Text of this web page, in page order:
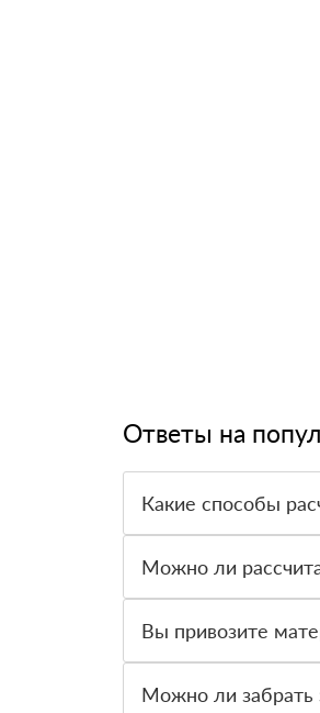
Ответы на
Какие способы
Можно ли
Вы привозите
Можно ли забрать